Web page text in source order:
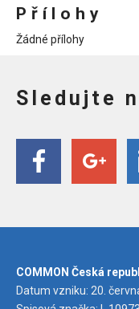
Přílohy
Žádné přílohy
Sledujte
COMMON Česká
Datum vzniku: 20.